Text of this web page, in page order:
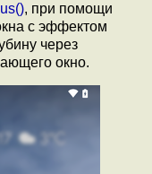
, при помощи
c эффектом
через
окно.